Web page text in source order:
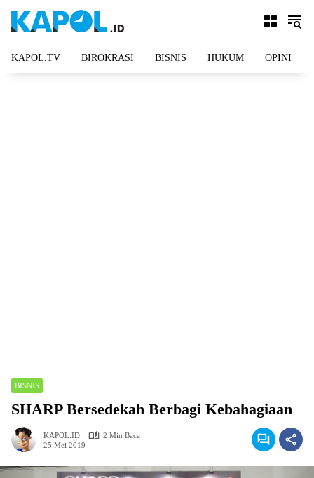
KAPOL.TV BIROKRASI BISNIS HUKUM OPINI
BISNIS
SHARP Bersedekah Berbagi Kebahagiaan
KAPOL.ID
2 Min Baca
25 Mei 2019